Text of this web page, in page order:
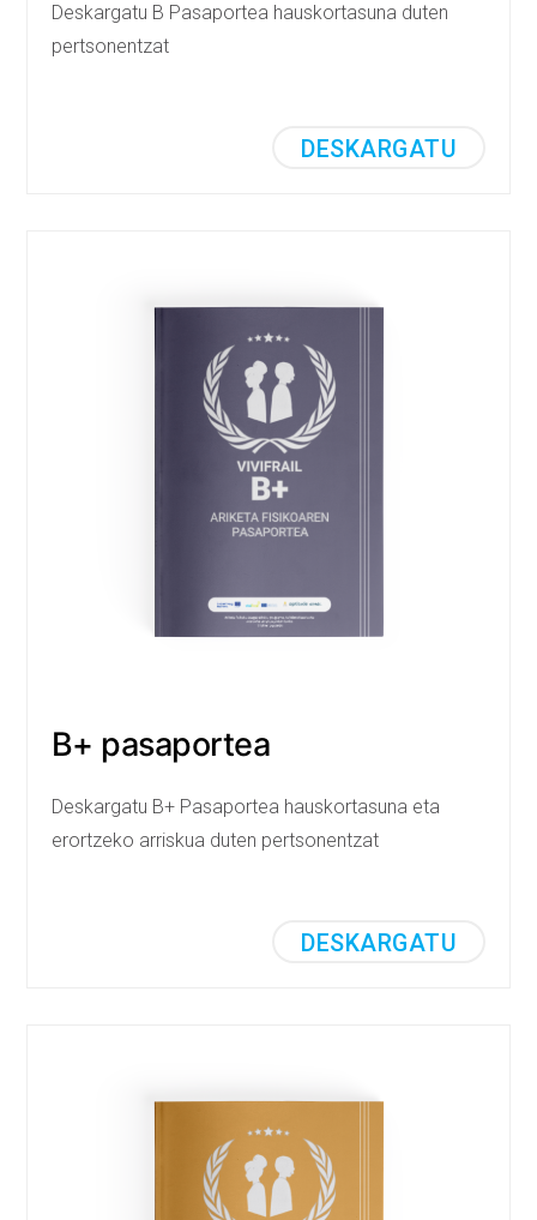
Deskargatu B Pasaportea hauskortasuna duten
pertsonentzat
DESKARGATU
B+ pasaportea
Deskargatu B+ Pasaportea hauskortasuna eta
erortzeko arriskua duten pertsonentzat
DESKARGATU